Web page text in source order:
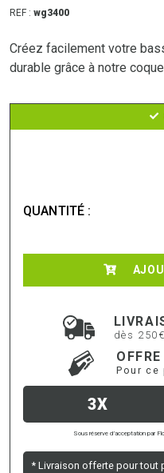
REF : wg3400
Créez facilement votre
durable grâce à notre
QUANTITÉ :
dès
Pour ce
3X
Sous réserve d’acceptation par
* Livraison offerte pour tout